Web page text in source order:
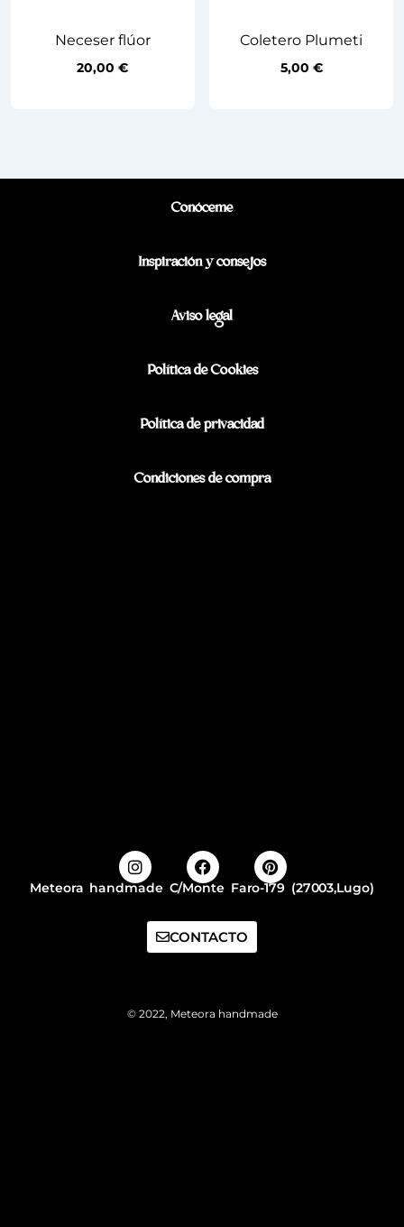
Neceser flúor
20,00€
Coletero Plumeti
5,00 €
Conóceme
Inspiración y consejos
Aviso legal
Política de Cookies
Política de privacidad
Condiciones de compra
Meteora handmade C/Monte Faro-179 (27003,Lugo)
CONTACTO
© 2022, Meteora handmade